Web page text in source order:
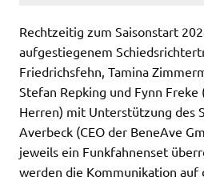
Rechtzeitig zum Saisonstart
aufgestiegenem
Friedrichsfehn, Tamina
Stefan Repking und Fynn Freke
Herren) mit Unterstützung des
Averbeck (CEO der BeneAve
jeweils ein Funkfahnenset
werden die Kommunikation auf